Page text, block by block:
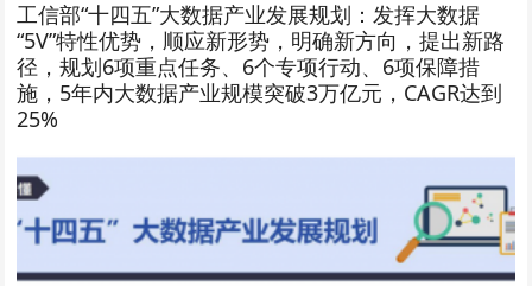
工信部“十四五”大数据产业发展规划：发挥大数据
“5V”特性优势，顺应新形势，明确新方向，提出新路
径，规划6项重点任务、6个专项行动、6项保障措
施，5年内大数据产业规模突破3万亿元，CAGR达到
25%